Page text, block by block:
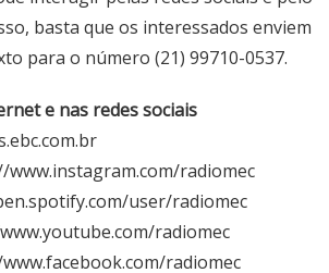
basta que os interessados enviem
para o número (21) 99710-0537.
e nas redes sociais
www.instagram.com/radiomec
user/radiomec
radiomec
radiomec